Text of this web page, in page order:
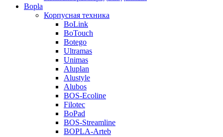
Bopla
Корпусная техника
BoLink
BoTouch
Botego
Ultramas
Unimas
Aluplan
Alustyle
Alubos
BOS-Ecoline
Filotec
BoPad
BOS-Streamline
BOPLA-Arteb